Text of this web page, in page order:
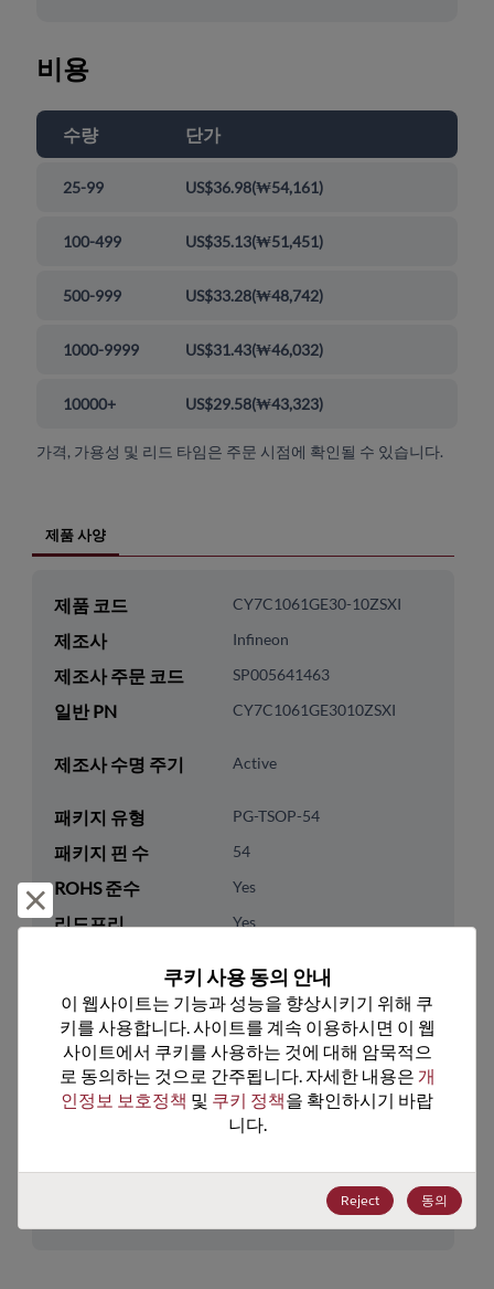
비용
수량 단가
25-99 US$36.98(₩54,161)
100-499 US$35.13(₩51,451)
500-999 US$33.28(₩48,742)
1000-9999 US$31.43(₩46,032)
10000+ US$29.58(₩43,323)
가격, 가용성 및 리드 타임은 주문 시점에 확인될 수 있습니다.
제품 사양
제품 코드 CY7C1061GE30-10ZSXI
제조사 Infineon
제조사 주문 코드 SP005641463
일반 PN CY7C1061GE3010ZSXI
제조사 수명 주기 Active
패키지 유형 PG-TSOP-54
패키지 핀 수 54
ROHS 준수 Yes
리드프리 Yes
패키지 수량 216
기술 카테고리 Memory & Storage
기술 하위 카테고리 DRAM & SRAM
SRAM
미국 HTS 코드 8542.32.0041
거부 및 닫기
쿠키 사용 동의 안내
이 웹사이트는 기능과 성능을 향상시키기 위해 쿠
키를 사용합니다. 사이트를 계속 이용하시면 이 웹
사이트에서 쿠키를 사용하는 것에 대해 암묵적으
로 동의하는 것으로 간주됩니다. 자세한 내용은 개
인정보 보호정책 및 쿠키 정책을 확인하시기 바랍
니다.
Reject 동의